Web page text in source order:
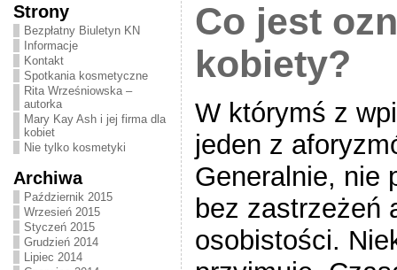
Strony
Bezpłatny Biuletyn KN
Informacje
Kontakt
Spotkania kosmetyczne
Rita Wrześniowska –
autorka
Mary Kay Ash i jej firma dla
kobiet
Nie tylko kosmetyki
Archiwa
Październik 2015
Wrzesień 2015
Styczeń 2015
Grudzień 2014
Lipiec 2014
Co jest
kobiety?
W którymś z
jeden z
Generalnie, nie
bez zastrzeżeń
osobistości.